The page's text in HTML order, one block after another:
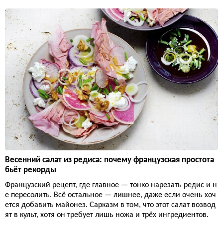
Весенний салат из редиса: почему французская простота
бьёт рекорды
Французский рецепт, где главное — тонко нарезать редис и н
е пересолить. Всё остальное — лишнее, даже если очень хоч
ется добавить майонез. Сарказм в том, что этот салат возвод
ят в культ, хотя он требует лишь ножа и трёх ингредиентов.